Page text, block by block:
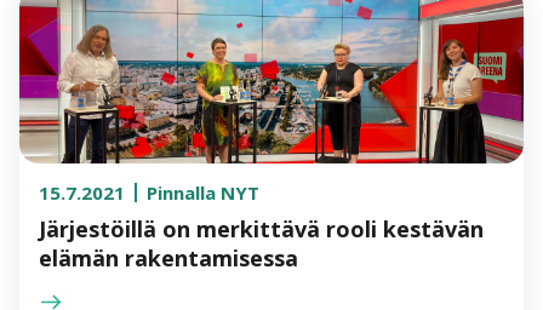
15.7.2021 Pinnalla NYT
Järjestöillä on merkittävä rooli kestävän
elämän rakentamisessa